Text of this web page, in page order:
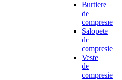
Burtiere
de
compresie
Salopete
de
compresie
Veste
de
compresie